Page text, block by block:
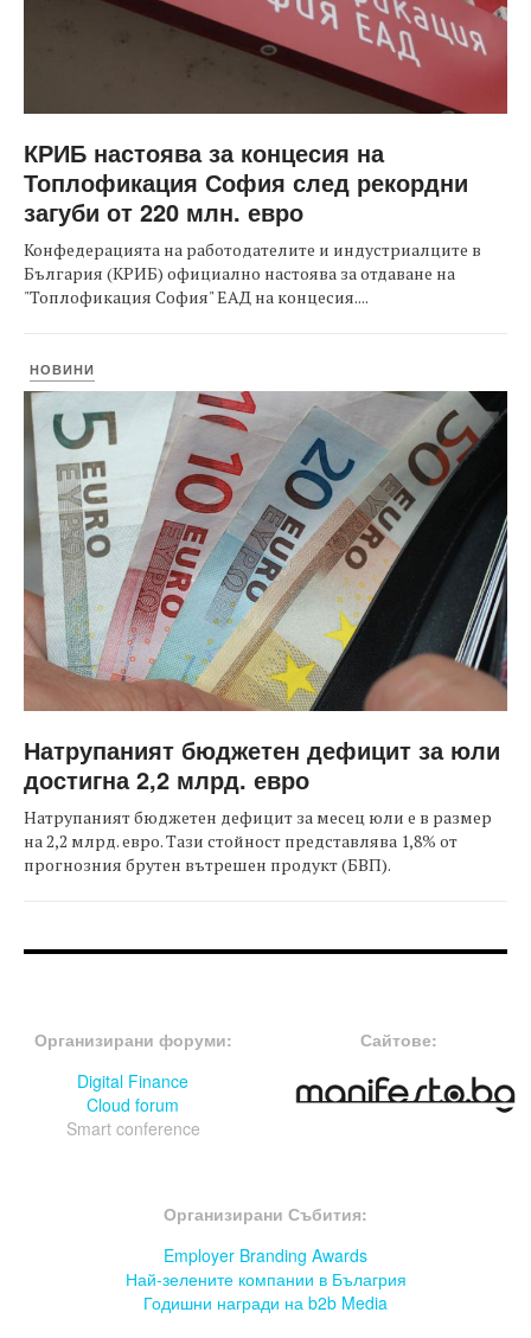
КРИБ настоява за концесия на
Топлофикация София след рекордни
загуби от 220 млн. евро
Конфедерацията на работодателите и индустриалците в
България (КРИБ) официално настоява за отдаване на
"Топлофикация София" ЕАД на концесия....
НОВИНИ
Натрупаният бюджетен дефицит за юли
достигна 2,2 млрд. евро
Натрупаният бюджетен дефицит за месец юли е в размер
на 2,2 млрд. евро. Тази стойност представлява 1,8% от
прогнозния брутен вътрешен продукт (БВП).
Организирани форуми:
Digital Finance
Cloud forum
Smart conference
Сайтове:
Организирани Събития:
Employer Branding Awards
Най-зелените компании в Бълагрия
Годишни награди на b2b Media